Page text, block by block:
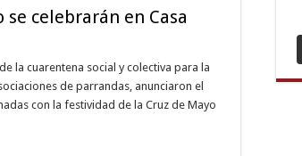
celebrarán en Casa
la cuarentena social y colectiva para la
de parrandas, anunciaron el
con la festividad de la Cruz de Mayo